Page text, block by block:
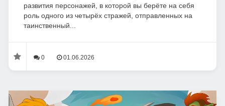
развития персонажей, в которой вы берёте на себя
роль одного из четырёх стражей, отправленных на
таинственный...
0 01.06.2026